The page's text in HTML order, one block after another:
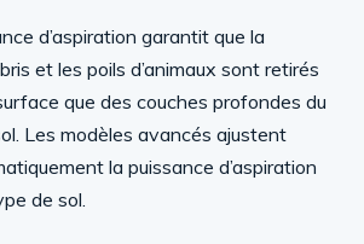
d’aspiration garantit que la
et les poils d’animaux sont retirés
que des couches profondes du
Les modèles avancés ajustent
la puissance d’aspiration
de sol.